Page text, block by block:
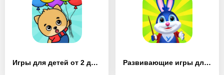
Игры для детей от 2 до 4 лет - [Взлом/МОД Меню] Развивающие игры для детей 2-7 - [Взлом/МОД Бесконечные деньги]